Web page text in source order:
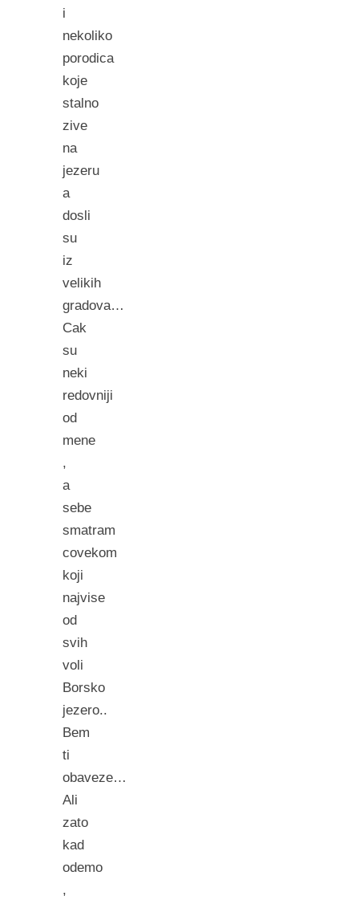
i
nekoliko
porodica
koje
stalno
zive
na
jezeru
a
dosli
su
iz
velikih
gradova…
Cak
su
neki
redovniji
od
mene
,
a
sebe
smatram
covekom
koji
najvise
od
svih
voli
Borsko
jezero..
Bem
ti
obaveze…
Ali
zato
kad
odemo
,